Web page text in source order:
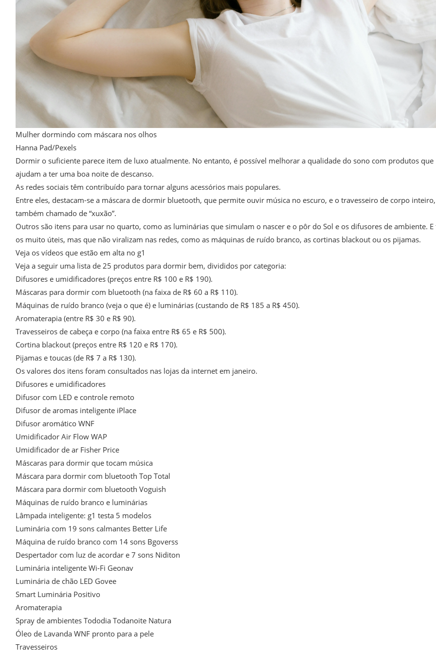
Mulher dormindo com máscara nos olhos
Hanna Pad/Pexels
Dormir o suficiente parece item de luxo atualmente. No entanto, é possível melhorar a qualidade do sono com produtos que
ajudam a ter uma boa noite de descanso.
As redes sociais têm contribuído para tornar alguns acessórios mais populares.
Entre eles, destacam-se a máscara de dormir bluetooth, que permite ouvir música no escuro, e o travesseiro de corpo inteiro,
também chamado de “xuxão”.
Outros são itens para usar no quarto, como as luminárias que simulam o nascer e o pôr do Sol e os difusores de ambiente. E
os muito úteis, mas que não viralizam nas redes, como as máquinas de ruído branco, as cortinas blackout ou os pijamas.
Veja os vídeos que estão em alta no g1
Veja a seguir uma lista de 25 produtos para dormir bem, divididos por categoria:
Difusores e umidificadores (preços entre R$ 100 e R$ 190).
Máscaras para dormir com bluetooth (na faixa de R$ 60 a R$ 110).
Máquinas de ruído branco (veja o que é) e luminárias (custando de R$ 185 a R$ 450).
Aromaterapia (entre R$ 30 e R$ 90).
Travesseiros de cabeça e corpo (na faixa entre R$ 65 e R$ 500).
Cortina blackout (preços entre R$ 120 e R$ 170).
Pijamas e toucas (de R$ 7 a R$ 130).
Os valores dos itens foram consultados nas lojas da internet em janeiro.
Difusores e umidificadores
Difusor com LED e controle remoto
Difusor de aromas inteligente iPlace
Difusor aromático WNF
Umidificador Air Flow WAP
Umidificador de ar Fisher Price
Máscaras para dormir que tocam música
Máscara para dormir com bluetooth Top Total
Máscara para dormir com bluetooth Voguish
Máquinas de ruído branco e luminárias
Lâmpada inteligente: g1 testa 5 modelos
Luminária com 19 sons calmantes Better Life
Máquina de ruído branco com 14 sons Bgoverss
Despertador com luz de acordar e 7 sons Niditon
Luminária inteligente Wi-Fi Geonav
Luminária de chão LED Govee
Smart Luminária Positivo
Aromaterapia
Spray de ambientes Tododia Todanoite Natura
Óleo de Lavanda WNF pronto para a pele
Travesseiros